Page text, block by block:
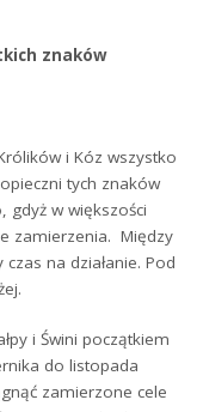
znaków
i Kóz wszystko
tych znaków
gdyż w większości
zamierzenia. Między
na działanie. Pod
i Świni początkiem
do listopada
zamierzone cele